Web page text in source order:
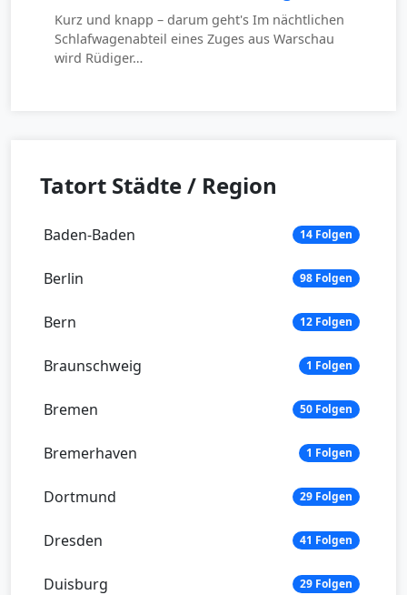
Kurz und knapp – darum geht's Im nächtlichen
Schlafwagenabteil eines Zuges aus Warschau
wird Rüdiger…
Tatort Städte / Region
Baden-Baden 14 Folgen
Berlin 98 Folgen
Bern 12 Folgen
Braunschweig 1 Folgen
Bremen 50 Folgen
Bremerhaven 1 Folgen
Dortmund 29 Folgen
Dresden 41 Folgen
Duisburg 29 Folgen